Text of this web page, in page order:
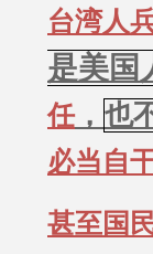
台湾人
是美国
任， 也
必当自
甚至国